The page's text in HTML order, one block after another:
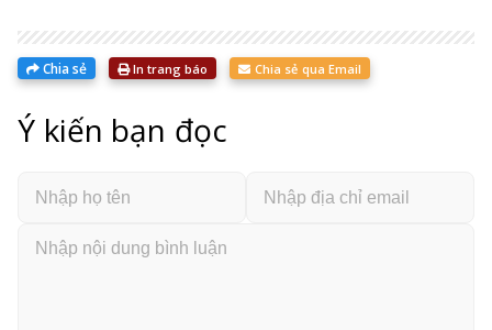
Chia sẻ In trang báo Chia sẻ qua Email
Ý kiến bạn đọc